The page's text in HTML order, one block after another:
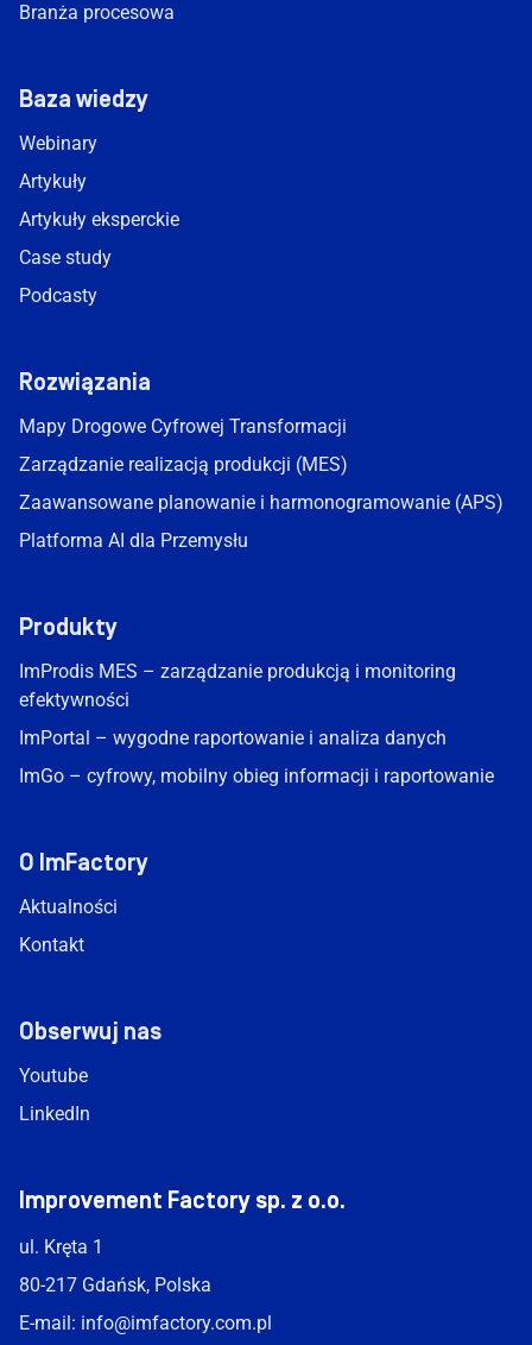
Branża procesowa
Baza wiedzy
Webinary
Artykuły
Artykuły eksperckie
Case study
Podcasty
Rozwiązania
Mapy Drogowe Cyfrowej Transformacji
Zarządzanie realizacją produkcji (MES)
Zaawansowane planowanie i harmonogramowanie (APS)
Platforma AI dla Przemysłu
Produkty
ImProdis MES – zarządzanie produkcją i monitoring
efektywności
ImPortal – wygodne raportowanie i analiza danych
ImGo – cyfrowy, mobilny obieg informacji i raportowanie
O ImFactory
Aktualności
Kontakt
Obserwuj nas
Youtube
LinkedIn
Improvement Factory sp. z o.o.
ul. Kręta 1
80-217 Gdańsk, Polska
E-mail: info@imfactory.com.pl